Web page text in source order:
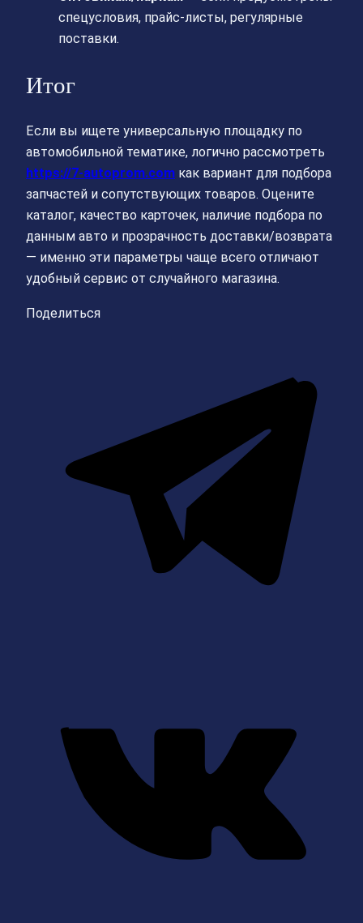
спецусловия, прайс-листы, регулярные
поставки.
Итог
Если вы ищете универсальную площадку по
автомобильной тематике, логично рассмотреть
https://7-autoprom.com как вариант для подбора
запчастей и сопутствующих товаров. Оцените
каталог, качество карточек, наличие подбора по
данным авто и прозрачность доставки/возврата
— именно эти параметры чаще всего отличают
удобный сервис от случайного магазина.
Поделиться